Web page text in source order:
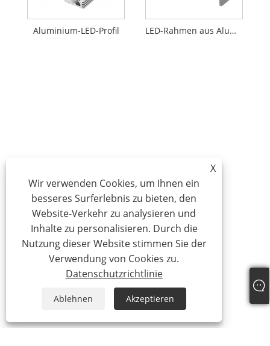
Aluminium-LED-Profil LED-Rahmen aus Aluminiumprofil
X
Wir verwenden Cookies, um Ihnen ein
besseres Surferlebnis zu bieten, den
Website-Verkehr zu analysieren und
Inhalte zu personalisieren. Durch die
Nutzung dieser Website stimmen Sie der
Verwendung von Cookies zu.
Datenschutzrichtlinie
Ablehnen Akzeptieren